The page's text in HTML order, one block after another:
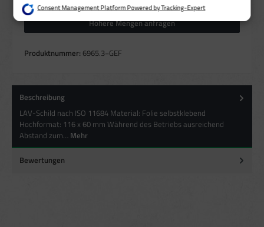
Höhere Mengen anfragen
Produktnummer: 6965.3−GEF
Beschreibung
LAV-Schild nach ISO 11684 Material: Folie selbstklebend
Hochformat: 116 x 60 mm Während des Betriebs ausreichend
Abstand zum… Mehr
Bewertungen
Erstellung von Profilen zur Personalisierung von Inhalten
Verwendung von Profilen zur Auswahl personalisierter Inhalte
Analyse von Zielgruppen durch Statistiken oder Kombinationen von Daten
aus verschiedenen Quellen
Besondere Features:
Verwendung genauer Standortdaten
Endgeräteeigenschaften zur Identifikation aktiv abfragen
Consent Management Platform Powered by Tracking-Expert